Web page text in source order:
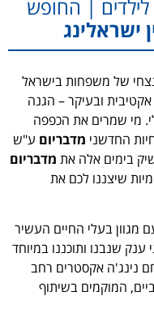
לילדים | החופש
ישראלינג
של משפחות בישראל
ובעיקר – הגנה
מי שמרים את הכפפה
החדשני מדבריום ע"ש
בימים אלה את מדבריום
שיצננו לכם את
מגוון בעלי החיים העשיר
שנבנו ותוכננו במיוחד
נינג'ה אקסטרים רחב
המוקמים בשיתוף